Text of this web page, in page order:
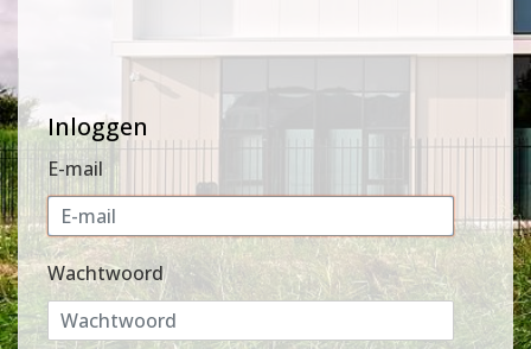
Inloggen
E-mail
Wachtwoord